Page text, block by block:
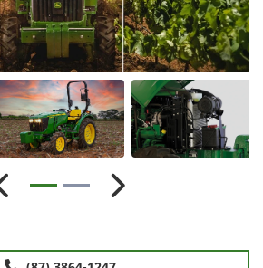
Anterior Próximo